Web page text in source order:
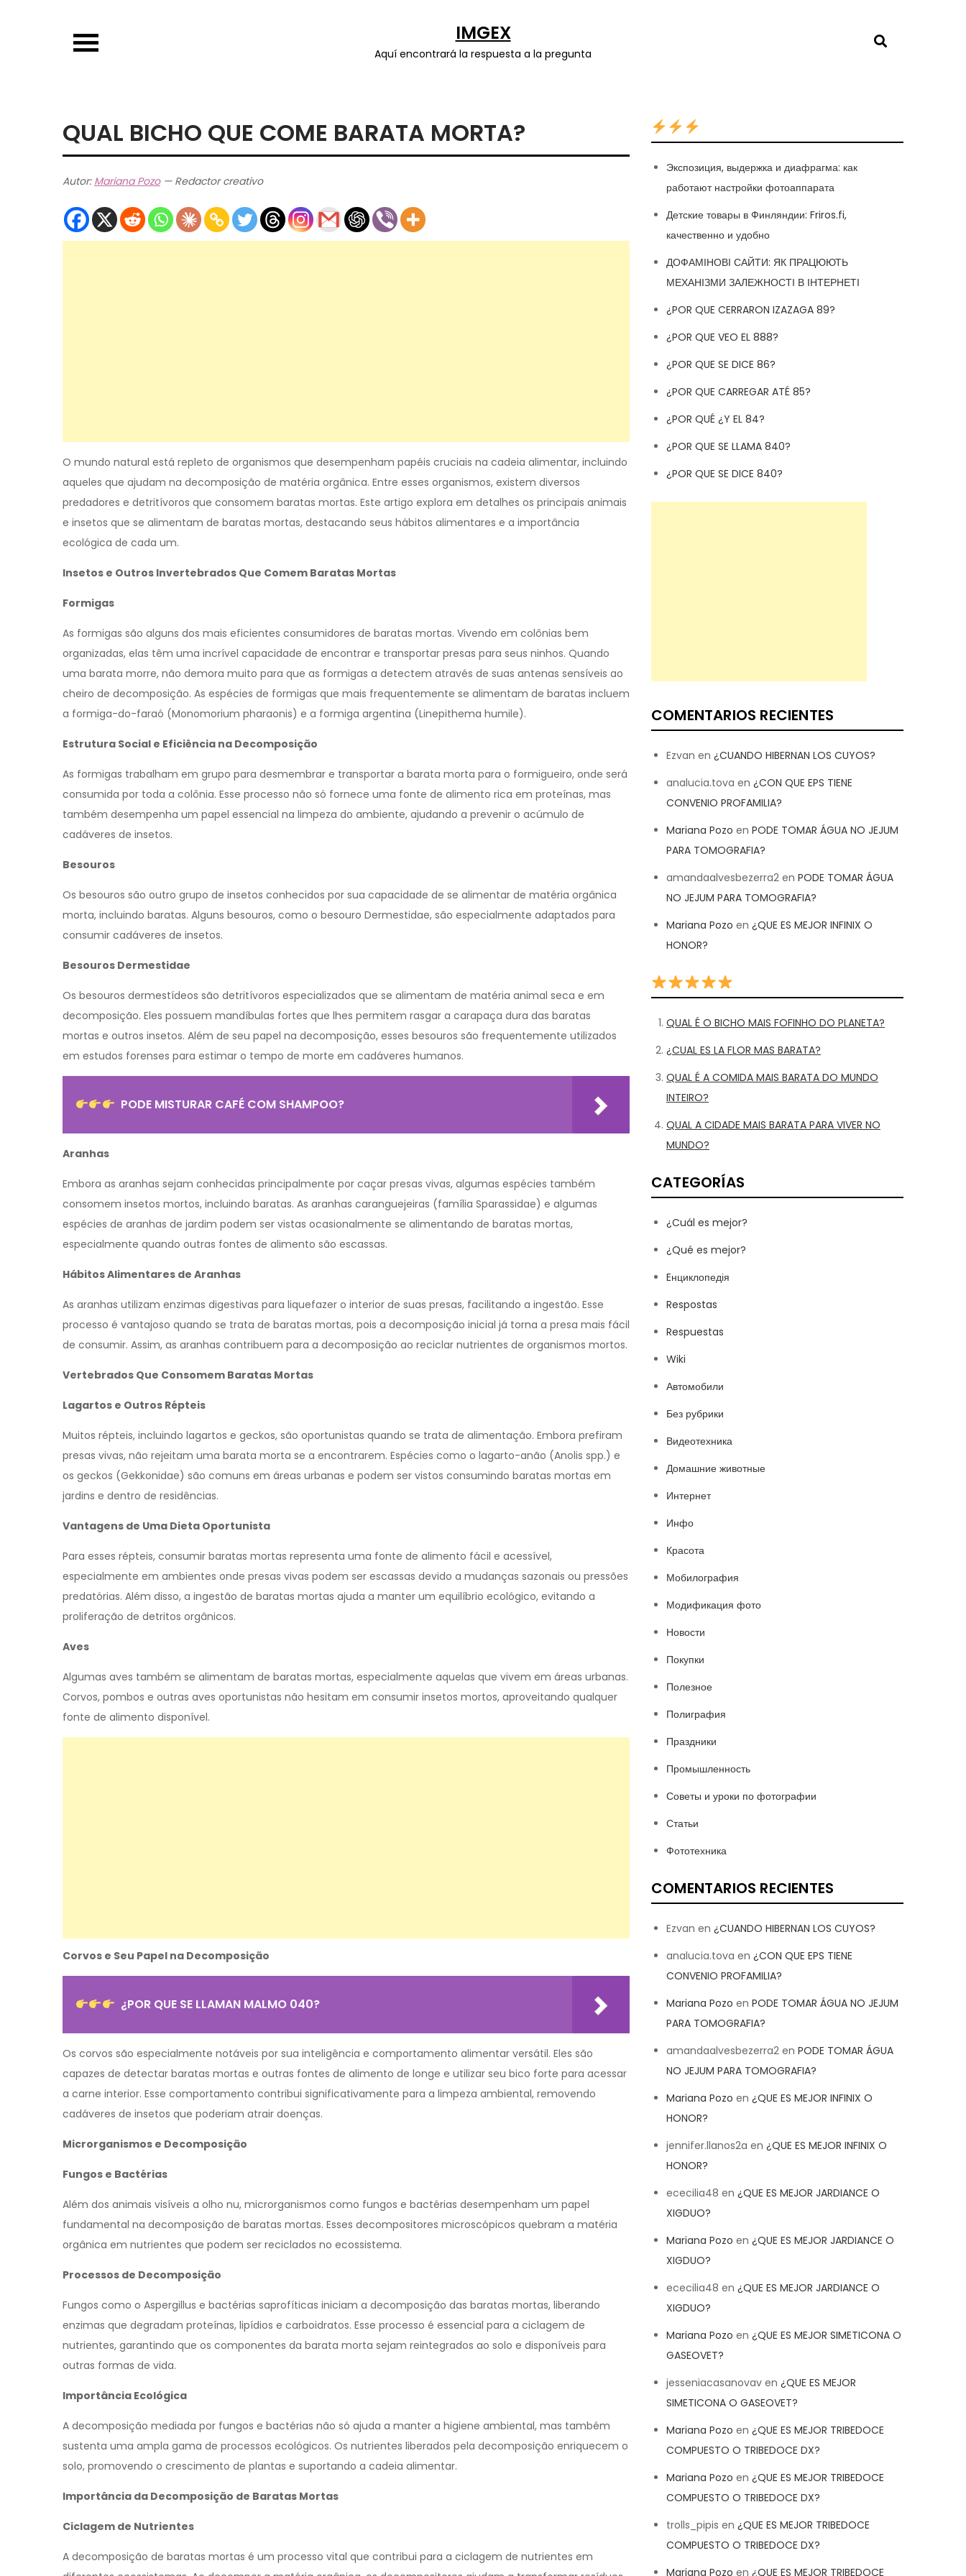
IMGEX
Aquí encontrará la respuesta a la pregunta
QUAL BICHO QUE COME BARATA MORTA?
Autor: Mariana Pozo— Redactor creativo
O mundo natural está repleto de organismos que desempenham papéis cruciais na cadeia alimentar, incluindo
aqueles que ajudam na decomposição de matéria orgânica. Entre esses organismos, existem diversos
predadores e detritívoros que consomem baratas mortas. Este artigo explora em detalhes os principais animais
e insetos que se alimentam de baratas mortas, destacando seus hábitos alimentares e a importância
ecológica de cada um.
Insetos e Outros Invertebrados Que Comem Baratas Mortas
Formigas
As formigas são alguns dos mais eficientes consumidores de baratas mortas. Vivendo em colônias bem
organizadas, elas têm uma incrível capacidade de encontrar e transportar presas para seus ninhos. Quando
uma barata morre, não demora muito para que as formigas a detectem através de suas antenas sensíveis ao
cheiro de decomposição. As espécies de formigas que mais frequentemente se alimentam de baratas incluem
a formiga-do-faraó (Monomorium pharaonis) e a formiga argentina (Linepithema humile).
Estrutura Social e Eficiência na Decomposição
As formigas trabalham em grupo para desmembrar e transportar a barata morta para o formigueiro, onde será
consumida por toda a colônia. Esse processo não só fornece uma fonte de alimento rica em proteínas, mas
também desempenha um papel essencial na limpeza do ambiente, ajudando a prevenir o acúmulo de
cadáveres de insetos.
Besouros
Os besouros são outro grupo de insetos conhecidos por sua capacidade de se alimentar de matéria orgânica
morta, incluindo baratas. Alguns besouros, como o besouro Dermestidae, são especialmente adaptados para
consumir cadáveres de insetos.
Besouros Dermestidae
Os besouros dermestídeos são detritívoros especializados que se alimentam de matéria animal seca e em
decomposição. Eles possuem mandíbulas fortes que lhes permitem rasgar a carapaça dura das baratas
mortas e outros insetos. Além de seu papel na decomposição, esses besouros são frequentemente utilizados
em estudos forenses para estimar o tempo de morte em cadáveres humanos.
PODE MISTURAR CAFÉ COM SHAMPOO?
Aranhas
Embora as aranhas sejam conhecidas principalmente por caçar presas vivas, algumas espécies também
consomem insetos mortos, incluindo baratas. As aranhas caranguejeiras (família Sparassidae) e algumas
espécies de aranhas de jardim podem ser vistas ocasionalmente se alimentando de baratas mortas,
especialmente quando outras fontes de alimento são escassas.
Hábitos Alimentares de Aranhas
As aranhas utilizam enzimas digestivas para liquefazer o interior de suas presas, facilitando a ingestão. Esse
processo é vantajoso quando se trata de baratas mortas, pois a decomposição inicial já torna a presa mais fácil
de consumir. Assim, as aranhas contribuem para a decomposição ao reciclar nutrientes de organismos mortos.
Vertebrados Que Consomem Baratas Mortas
Lagartos e Outros Répteis
Muitos répteis, incluindo lagartos e geckos, são oportunistas quando se trata de alimentação. Embora prefiram
presas vivas, não rejeitam uma barata morta se a encontrarem. Espécies como o lagarto-anão (Anolis spp.) e
os geckos (Gekkonidae) são comuns em áreas urbanas e podem ser vistos consumindo baratas mortas em
jardins e dentro de residências.
Vantagens de Uma Dieta Oportunista
Para esses répteis, consumir baratas mortas representa uma fonte de alimento fácil e acessível,
especialmente em ambientes onde presas vivas podem ser escassas devido a mudanças sazonais ou pressões
predatórias. Além disso, a ingestão de baratas mortas ajuda a manter um equilíbrio ecológico, evitando a
proliferação de detritos orgânicos.
Aves
Algumas aves também se alimentam de baratas mortas, especialmente aquelas que vivem em áreas urbanas.
Corvos, pombos e outras aves oportunistas não hesitam em consumir insetos mortos, aproveitando qualquer
fonte de alimento disponível.
Corvos e Seu Papel na Decomposição
¿POR QUE SE LLAMAN MALMO 040?
Os corvos são especialmente notáveis por sua inteligência e comportamento alimentar versátil. Eles são
capazes de detectar baratas mortas e outras fontes de alimento de longe e utilizar seu bico forte para acessar
a carne interior. Esse comportamento contribui significativamente para a limpeza ambiental, removendo
cadáveres de insetos que poderiam atrair doenças.
Microrganismos e Decomposição
Fungos e Bactérias
Além dos animais visíveis a olho nu, microrganismos como fungos e bactérias desempenham um papel
fundamental na decomposição de baratas mortas. Esses decompositores microscópicos quebram a matéria
orgânica em nutrientes que podem ser reciclados no ecossistema.
Processos de Decomposição
Fungos como o Aspergillus e bactérias saprofíticas iniciam a decomposição das baratas mortas, liberando
enzimas que degradam proteínas, lipídios e carboidratos. Esse processo é essencial para a ciclagem de
nutrientes, garantindo que os componentes da barata morta sejam reintegrados ao solo e disponíveis para
outras formas de vida.
Importância Ecológica
A decomposição mediada por fungos e bactérias não só ajuda a manter a higiene ambiental, mas também
sustenta uma ampla gama de processos ecológicos. Os nutrientes liberados pela decomposição enriquecem o
solo, promovendo o crescimento de plantas e suportando a cadeia alimentar.
Importância da Decomposição de Baratas Mortas
Ciclagem de Nutrientes
A decomposição de baratas mortas é um processo vital que contribui para a ciclagem de nutrientes em
Экспозиция, выдержка и диафрагма: как
работают настройки фотоаппарата
Детские товары в Финляндии: Friros.fi,
качественно и удобно
ДОФАМІНОВІ САЙТИ: ЯК ПРАЦЮЮТЬ
МЕХАНІЗМИ ЗАЛЕЖНОСТІ В ІНТЕРНЕТІ
¿POR QUE CERRARON IZAZAGA 89?
¿POR QUE VEO EL 888?
¿POR QUE SE DICE 86?
¿POR QUE CARREGAR ATÉ 85?
¿POR QUÉ ¿Y EL 84?
¿POR QUE SE LLAMA 840?
¿POR QUE SE DICE 840?
COMENTARIOS RECIENTES
Ezvan en ¿CUANDO HIBERNAN LOS CUYOS?
analucia.tova en ¿CON QUE EPS TIENE
CONVENIO PROFAMILIA?
Mariana Pozo en PODE TOMAR ÁGUA NO JEJUM
PARA TOMOGRAFIA?
amandaalvesbezerra2 en PODE TOMAR ÁGUA
NO JEJUM PARA TOMOGRAFIA?
Mariana Pozo en ¿QUE ES MEJOR INFINIX O
HONOR?
QUAL É O BICHO MAIS FOFINHO DO PLANETA?
¿CUAL ES LA FLOR MAS BARATA?
QUAL É A COMIDA MAIS BARATA DO MUNDO
INTEIRO?
QUAL A CIDADE MAIS BARATA PARA VIVER NO
MUNDO?
CATEGORÍAS
¿Cuál es mejor?
¿Qué es mejor?
Eнциклопедія
Respostas
Respuestas
Wiki
Автомобили
Без рубрики
Видеотехника
Домашние животные
Интернет
Инфо
Красота
Мобилография
Модификация фото
Новости
Покупки
Полезное
Полиграфия
Праздники
Промышленность
Советы и уроки по фотографии
Статьи
Фототехника
COMENTARIOS RECIENTES
Ezvan en ¿CUANDO HIBERNAN LOS CUYOS?
analucia.tova en ¿CON QUE EPS TIENE
CONVENIO PROFAMILIA?
Mariana Pozo en PODE TOMAR ÁGUA NO JEJUM
PARA TOMOGRAFIA?
amandaalvesbezerra2 en PODE TOMAR ÁGUA
NO JEJUM PARA TOMOGRAFIA?
Mariana Pozo en ¿QUE ES MEJOR INFINIX O
HONOR?
jennifer.llanos2a en ¿QUE ES MEJOR INFINIX O
HONOR?
ececilia48 en ¿QUE ES MEJOR JARDIANCE O
XIGDUO?
Mariana Pozo en ¿QUE ES MEJOR JARDIANCE O
XIGDUO?
ececilia48 en ¿QUE ES MEJOR JARDIANCE O
XIGDUO?
Mariana Pozo en ¿QUE ES MEJOR SIMETICONA O
GASEOVET?
jesseniacasanovav en ¿QUE ES MEJOR
SIMETICONA O GASEOVET?
Mariana Pozo en ¿QUE ES MEJOR TRIBEDOCE
COMPUESTO O TRIBEDOCE DX?
Mariana Pozo en ¿QUE ES MEJOR TRIBEDOCE
COMPUESTO O TRIBEDOCE DX?
trolls_pipis en ¿QUE ES MEJOR TRIBEDOCE
COMPUESTO O TRIBEDOCE DX?
Mariana Pozo en ¿QUE ES MEJOR TRIBEDOCE